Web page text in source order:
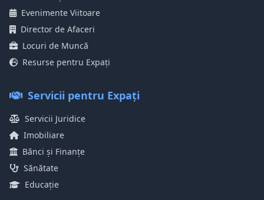
Evenimente Viitoare
Director de Afaceri
Locuri de Muncă
Resurse pentru Expați
Servicii pentru Expați
Servicii Juridice
Imobiliare
Bănci și Finanțe
Sănătate
Educație